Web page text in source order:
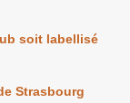
soit labellisé
Strasbourg